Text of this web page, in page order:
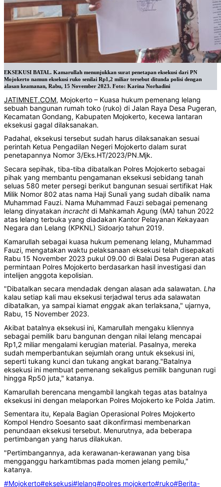
EKSEKUSI BATAL. Kamarullah menunjukkan surat penetapan eksekusi dari PN
Mojokerto namun eksekusi ruko senilai Rp1,2 miliar tersebut ditunda polisi dengan
alasan keamanan, Rabu, 15 November 2023. Foto: Karina Norhadini
JATIMNET.COM, Mojokerto – Kuasa hukum pemenang lelang
sebuah bangunan rumah toko (ruko) di Jalan Raya Desa Pugeran,
Kecamatan Gondang, Kabupaten Mojokerto, kecewa lantaran
eksekusi gagal dilaksanakan.
Padahal, eksekusi tersebut sudah harus dilaksanakan sesuai
perintah Ketua Pengadilan Negeri Mojokerto dalam surat
penetapannya Nomor 3/Eks.HT/2023/PN.Mjk.
Secara sepihak, tiba-tiba dibatalkan Polres Mojokerto sebagai
pihak yang membantu pengamanan eksekusi sebidang tanah
seluas 580 meter persegi berikut bangunan sesuai sertifikat Hak
Milik Nomor 802 atas nama Haji Sunali yang sudah dibalik nama
Muhammad Fauzi. Nama Muhammad Fauzi sebagai pemenang
lelang dinyatakan incracht di Mahkamah Agung (MA) tahun 2022
atas lelang terbuka yang diadakan Kantor Pelayanan Kekayaan
Negara dan Lelang (KPKNL) Sidoarjo tahun 2019.
Kamarullah sebagai kuasa hukum pemenang lelang, Muhammad
Fauzi, mengatakan waktu pelaksanaan eksekusi telah disepakati
Rabu 15 November 2023 pukul 09.00 di Balai Desa Pugeran atas
permintaan Polres Mojokerto berdasarkan hasil investigasi dan
intelijen anggota kepolisian.
"Dibatalkan secara mendadak dengan alasan ada salawatan. Lha
kalau setiap kali mau eksekusi terjadwal terus ada salawatan
dibatalkan, ya sampai kiamat enggak akan terlaksana," ujarnya,
Rabu, 15 November 2023.
Akibat batalnya eksekusi ini, Kamarullah mengaku kliennya
sebagai pemilik baru bangunan dengan nilai lelang mencapai
Rp1,2 miliar mengalami kerugian material. Pasalnya, mereka
sudah memperbantukan sejumlah orang untuk eksekusi ini,
seperti tukang kunci dan tukang angkat barang."Batalnya
eksekusi ini membuat pemenang sekaligus pemilik bangunan rugi
hingga Rp50 juta," katanya.
Kamarullah berencana mengambil langkah tegas atas batalnya
eksekusi ini dengan melaporkan Polres Mojokerto ke Polda Jatim.
Sementara itu, Kepala Bagian Operasional Polres Mojokerto
Kompol Hendro Soesanto saat dikonfirmasi membenarkan
penundaan eksekusi tersebut. Menurutnya, ada beberapa
pertimbangan yang harus dilakukan.
"Pertimbangannya, ada kerawanan-kerawanan yang bisa
mengganggu harkamtibmas pada momen jelang pemilu,"
katanya.
#Mojokerto#eksekusi#lelang#polres mojokerto#ruko#Berita-